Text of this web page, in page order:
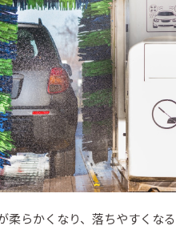
柔らかくなり、落ちやすくなる